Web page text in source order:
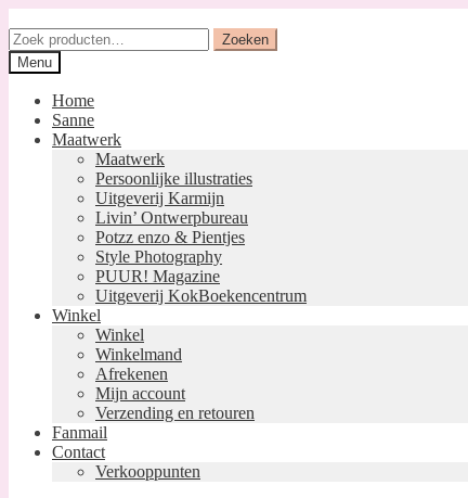
door
naar
navigatie
naar
de
inhoud
Zoeken
naar:
Zoeken
Menu
Home
Sanne
Maatwerk
Maatwerk
Persoonlijke illustraties
Uitgeverij Karmijn
Livin’ Ontwerpbureau
Potzz enzo & Pientjes
Style Photography
PUUR! Magazine
Uitgeverij KokBoekencentrum
Winkel
Winkel
Winkelmand
Afrekenen
Mijn account
Verzending en retouren
Fanmail
Contact
Verkooppunten